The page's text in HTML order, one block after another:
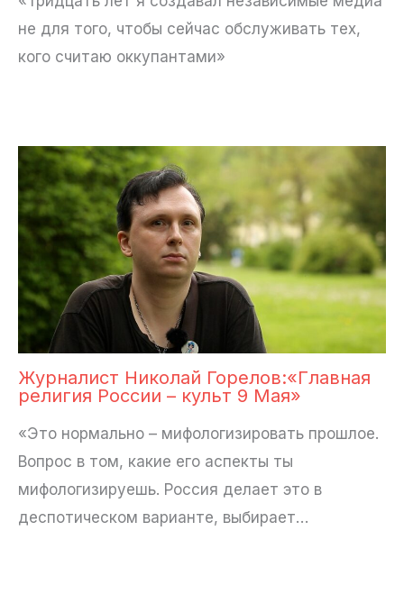
не для того, чтобы сейчас обслуживать тех,
кого считаю оккупантами»
Журналист Николай Горелов:«Главная
религия России – культ 9 Мая»
«Это нормально – мифологизировать прошлое.
Вопрос в том, какие его аспекты ты
мифологизируешь. Россия делает это в
деспотическом варианте, выбирает…